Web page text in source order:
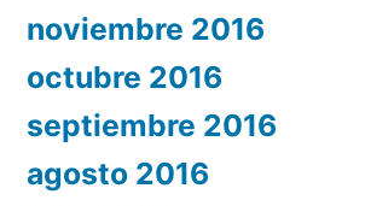
noviembre 2016
octubre 2016
septiembre 2016
agosto 2016